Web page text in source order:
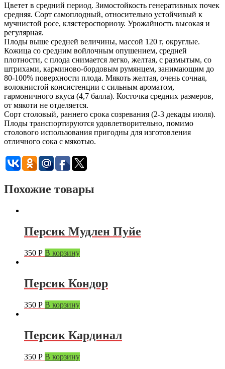
Цветет в средний период. Зимостойкость генеративных почек
средняя. Сорт самоплодный, относительно устойчивый к
мучнистой росе, клястероспориозу. Урожайность высокая и
регулярная.
Плоды выше средней величины, массой 120 г, округлые.
Кожица со средним войлочным опушением, средней
плотности, с плода снимается легко, желтая, с размытым, со
штрихами, карминово-бордовым румянцем, занимающим до
80-100% поверхности плода. Мякоть желтая, очень сочная,
волокнистой консистенции с сильным ароматом,
гармоничного вкуса (4,7 балла). Косточка средних размеров,
от мякоти не отделяется.
Сорт столовый, раннего срока созревания (2-3 декады июля).
Плоды транспортируются удовлетворительно, помимо
столового использования пригодны для изготовления
отличного сока с мякотью.
Похожие товары
Персик Мудлен Пуйе
350 Р В корзину
Персик Кондор
350 Р В корзину
Персик Кардинал
350 Р В корзину